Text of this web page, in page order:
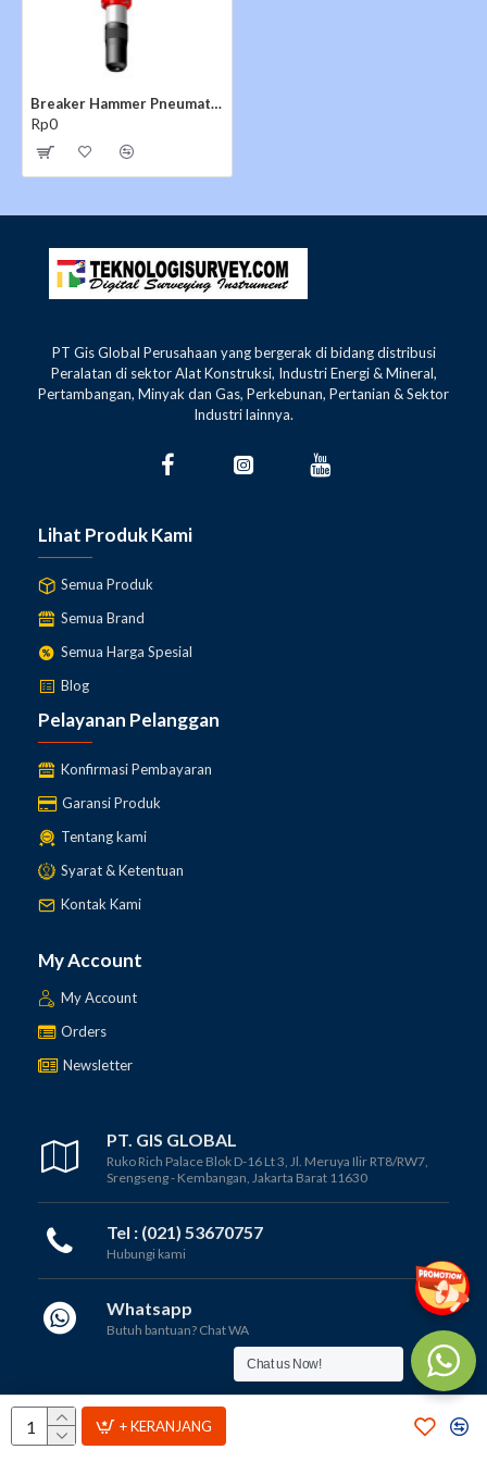
+ KERANJANG
sebelumnya digunakan. Unit terdiri kompresor
reciprocating didorong, melalui kopling sentrifugal,
dengan mesin diesel.
Pneumatic
kopling terlibat dan kompresor berjalan.
Breaker Hammer Pneumatic Topac T-103
Rp0
PT Gis Global Perusahaan yang bergerak di bidang distribusi
Peralatan di sektor Alat Konstruksi, Industri Energi & Mineral,
Pertambangan, Minyak dan Gas, Perkebunan, Pertanian & Sektor
Industri lainnya.
Lihat Produk Kami
Semua Produk
Semua Brand
Semua Harga Spesial
Blog
Pelayanan Pelanggan
Konfirmasi Pembayaran
Garansi Produk
Tentang kami
Syarat & Ketentuan
Kontak Kami
My Account
My Account
Orders
Newsletter
PT. GIS GLOBAL
Ruko Rich Palace Blok D-16 Lt 3, Jl. Meruya Ilir RT8/RW7,
Srengseng - Kembangan, Jakarta Barat 11630
Tel : (021) 53670757
Hubungi kami
Whatsapp
Butuh bantuan? Chat WA
Copyright © 2012 - 2025, PT GIS GLOBAL
Chat us Now!